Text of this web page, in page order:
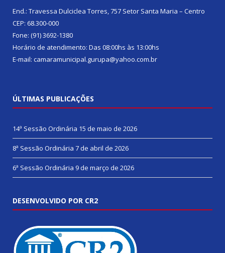
End.: Travessa Dulciclea Torres, 757 Setor Santa Maria – Centro
CEP: 68.300-000
Fone: (91) 3692-1380
Horário de atendimento: Das 08:00hs às 13:00hs
E-mail: camaramunicipal.gurupa@yahoo.com.br
ÚLTIMAS PUBLICAÇÕES
14ª Sessão Ordinária 15 de maio de 2026
8ª Sessão Ordinária 7 de abril de 2026
6ª Sessão Ordinária 9 de março de 2026
DESENVOLVIDO POR CR2